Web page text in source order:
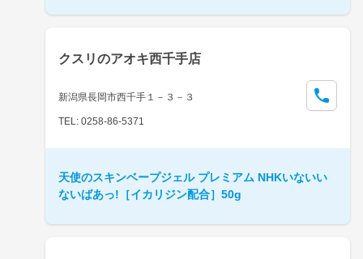
クスリのアオキ西千手店
新潟県長岡市西千手１－３－３
TEL: 0258-86-5371
天使のスキンベープジェル プレミアム NHKいないい
ないばあっ!［イカリジン配合］50g